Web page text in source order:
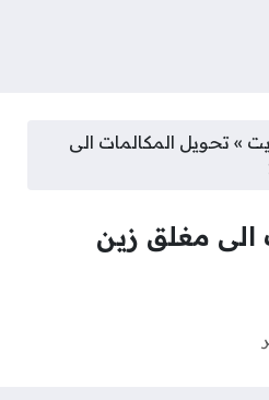
» تحويل المكالمات الى
الى مغلق زين